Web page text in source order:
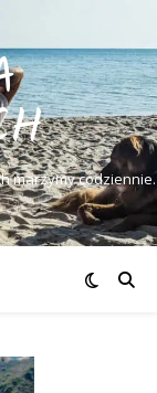
marzymy codziennie.